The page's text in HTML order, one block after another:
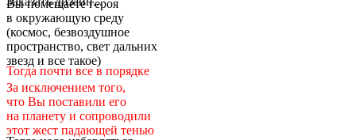
Вы помещаете героя
в окружающую среду
(космос, безвоздушное
пространство, свет дальних
звезд и все такое)
Тогда почти все в порядке
За исключением того,
что Вы поставили его
на планету и сопроводили
этот жест падающей тенью